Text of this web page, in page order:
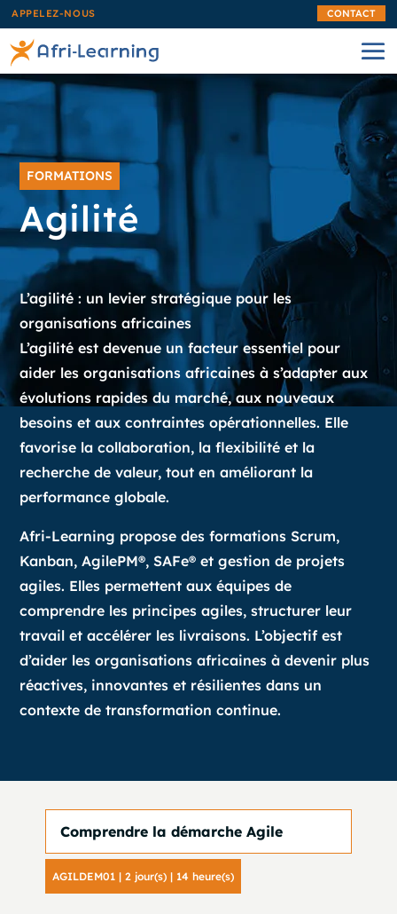
APPELEZ-NOUS CONTACT
FORMATIONS
Agilité
L’agilité : un levier stratégique pour les
organisations africaines
L’agilité est devenue un facteur essentiel pour
aider les organisations africaines à s’adapter aux
évolutions rapides du marché, aux nouveaux
besoins et aux contraintes opérationnelles. Elle
favorise la collaboration, la flexibilité et la
recherche de valeur, tout en améliorant la
performance globale.
Afri-Learning propose des formations Scrum,
Kanban, AgilePM®, SAFe® et gestion de projets
agiles. Elles permettent aux équipes de
comprendre les principes agiles, structurer leur
travail et accélérer les livraisons. L’objectif est
d’aider les organisations africaines à devenir plus
réactives, innovantes et résilientes dans un
contexte de transformation continue.
Comprendre la démarche Agile
AGILDEM01 | 2 jour(s) | 14 heure(s)